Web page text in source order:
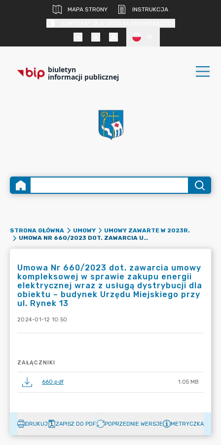
MAPA STRONY
INSTRUKCJA
biuletyn
informacji publicznej
STRONA GŁÓWNA UMOWY
UMOWY ZAWARTE W 2023R.
UMOWA NR 660/2023 DOT. ZAWARCIA UMOWY KOMPLEKSOWEJ W SPRAWIE ZAKUPU ENERGII ELEKTRYCZNEJ WRAZ Z USŁUGĄ DYSTRYBUCJI DLA OBIEKTU – BUDYNEK URZĘDU MIEJSKIEGO PRZY UL. RYNEK 13
Umowa Nr 660/2023 dot. zawarcia umowy
kompleksowej w sprawie zakupu energii
elektrycznej wraz z usługą dystrybucji dla
obiektu – budynek Urzędu Miejskiego przy
ul. Rynek 13
2024-01-12 10:50
ZAŁĄCZNIKI
660.pdf 1.05 MB
DRUKUJ ZAPISZ DO PDF POPRZEDNIE WERSJE METRYCZKA